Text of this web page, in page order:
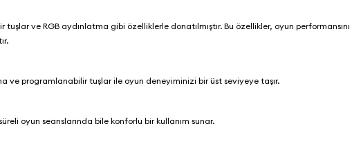
ve RGB aydınlatma gibi özelliklerle donatılmıştır. Bu özellikler, oyun performansını
ve programlanabilir tuşlar ile oyun deneyiminizi bir üst seviyeye taşır.
oyun seanslarında bile konforlu bir kullanım sunar.